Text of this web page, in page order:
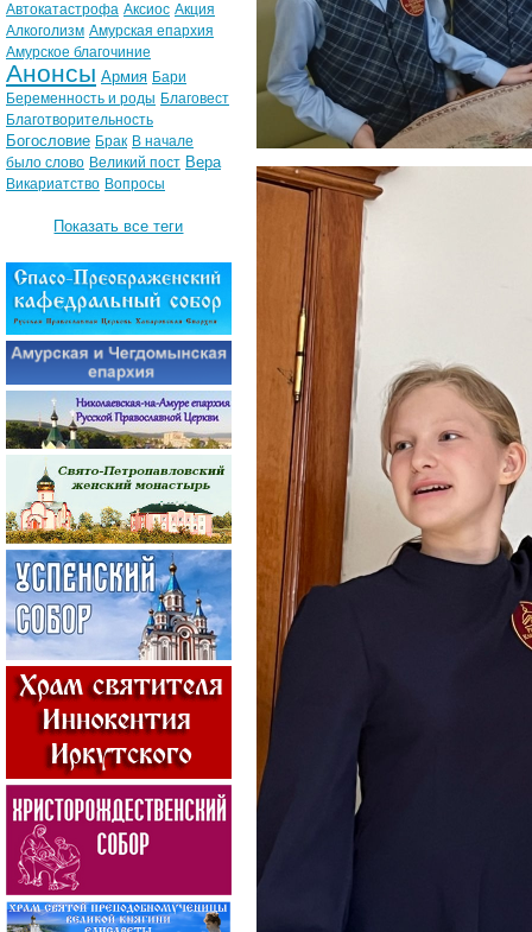
Автокатастрофа Аксиос Акция
Алкоголизм Амурская епархия
Амурское благочиние
Анонсы Армия Бари
Беременность и роды Благовест
Благотворительность
Богословие Брак В начале
было слово Великий пост Вера
Викариатство Вопросы
Показать все теги